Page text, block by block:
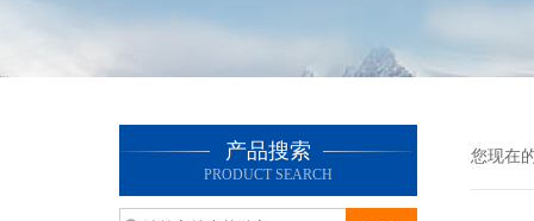
产品搜索
PRODUCT SEARCH
您现在